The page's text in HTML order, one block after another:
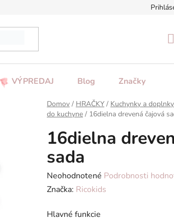
Formulár
VÝPREDAJ Blog Značky
Domov / HRAČKY / Kuchynky a
do kuchyne / 16dielna drevená čajová
16dielna
sada
Priemerné
hodnotenie
je
Neohodnotené Podrobnosti
Značka: Ricokids
Hlavné funkcie